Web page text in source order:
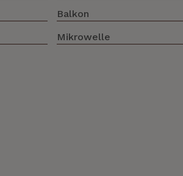
Balkon
Mikrowelle